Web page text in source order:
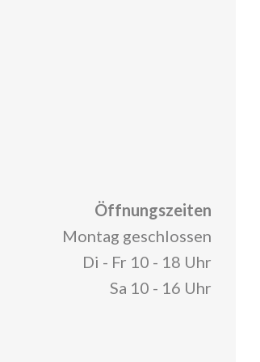
Öffnungszeiten
Montag geschlossen
Di - Fr 10 - 18 Uhr
Sa 10 - 16 Uhr